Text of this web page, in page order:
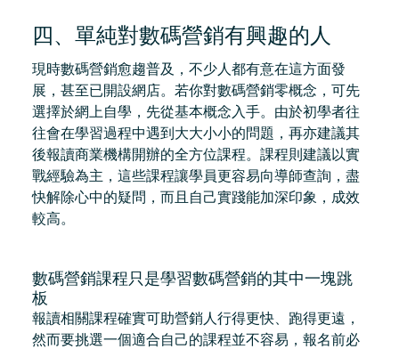
四、單純對數碼營銷有興趣的人
現時數碼營銷愈趨普及，不少人都有意在這方面發
展，甚至已開設網店。若你對數碼營銷零概念，可先
選擇於網上自學，先從基本概念入手。由於初學者往
往會在學習過程中遇到大大小小的問題，再亦建議其
後報讀商業機構開辦的全方位課程。課程則建議以實
戰經驗為主，這些課程讓學員更容易向導師查詢，盡
快解除心中的疑問，而且自己實踐能加深印象，成效
較高。
數碼營銷課程只是學習數碼營銷的其中一塊跳
板
報讀相關課程確實可助營銷人行得更快、跑得更遠，
然而要挑選一個適合自己的課程並不容易，報名前必